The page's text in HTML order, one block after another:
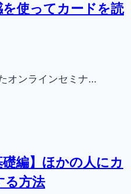
を使ってカードを読
オンラインセミナ…
礎編】ほかの人にカ
る方法